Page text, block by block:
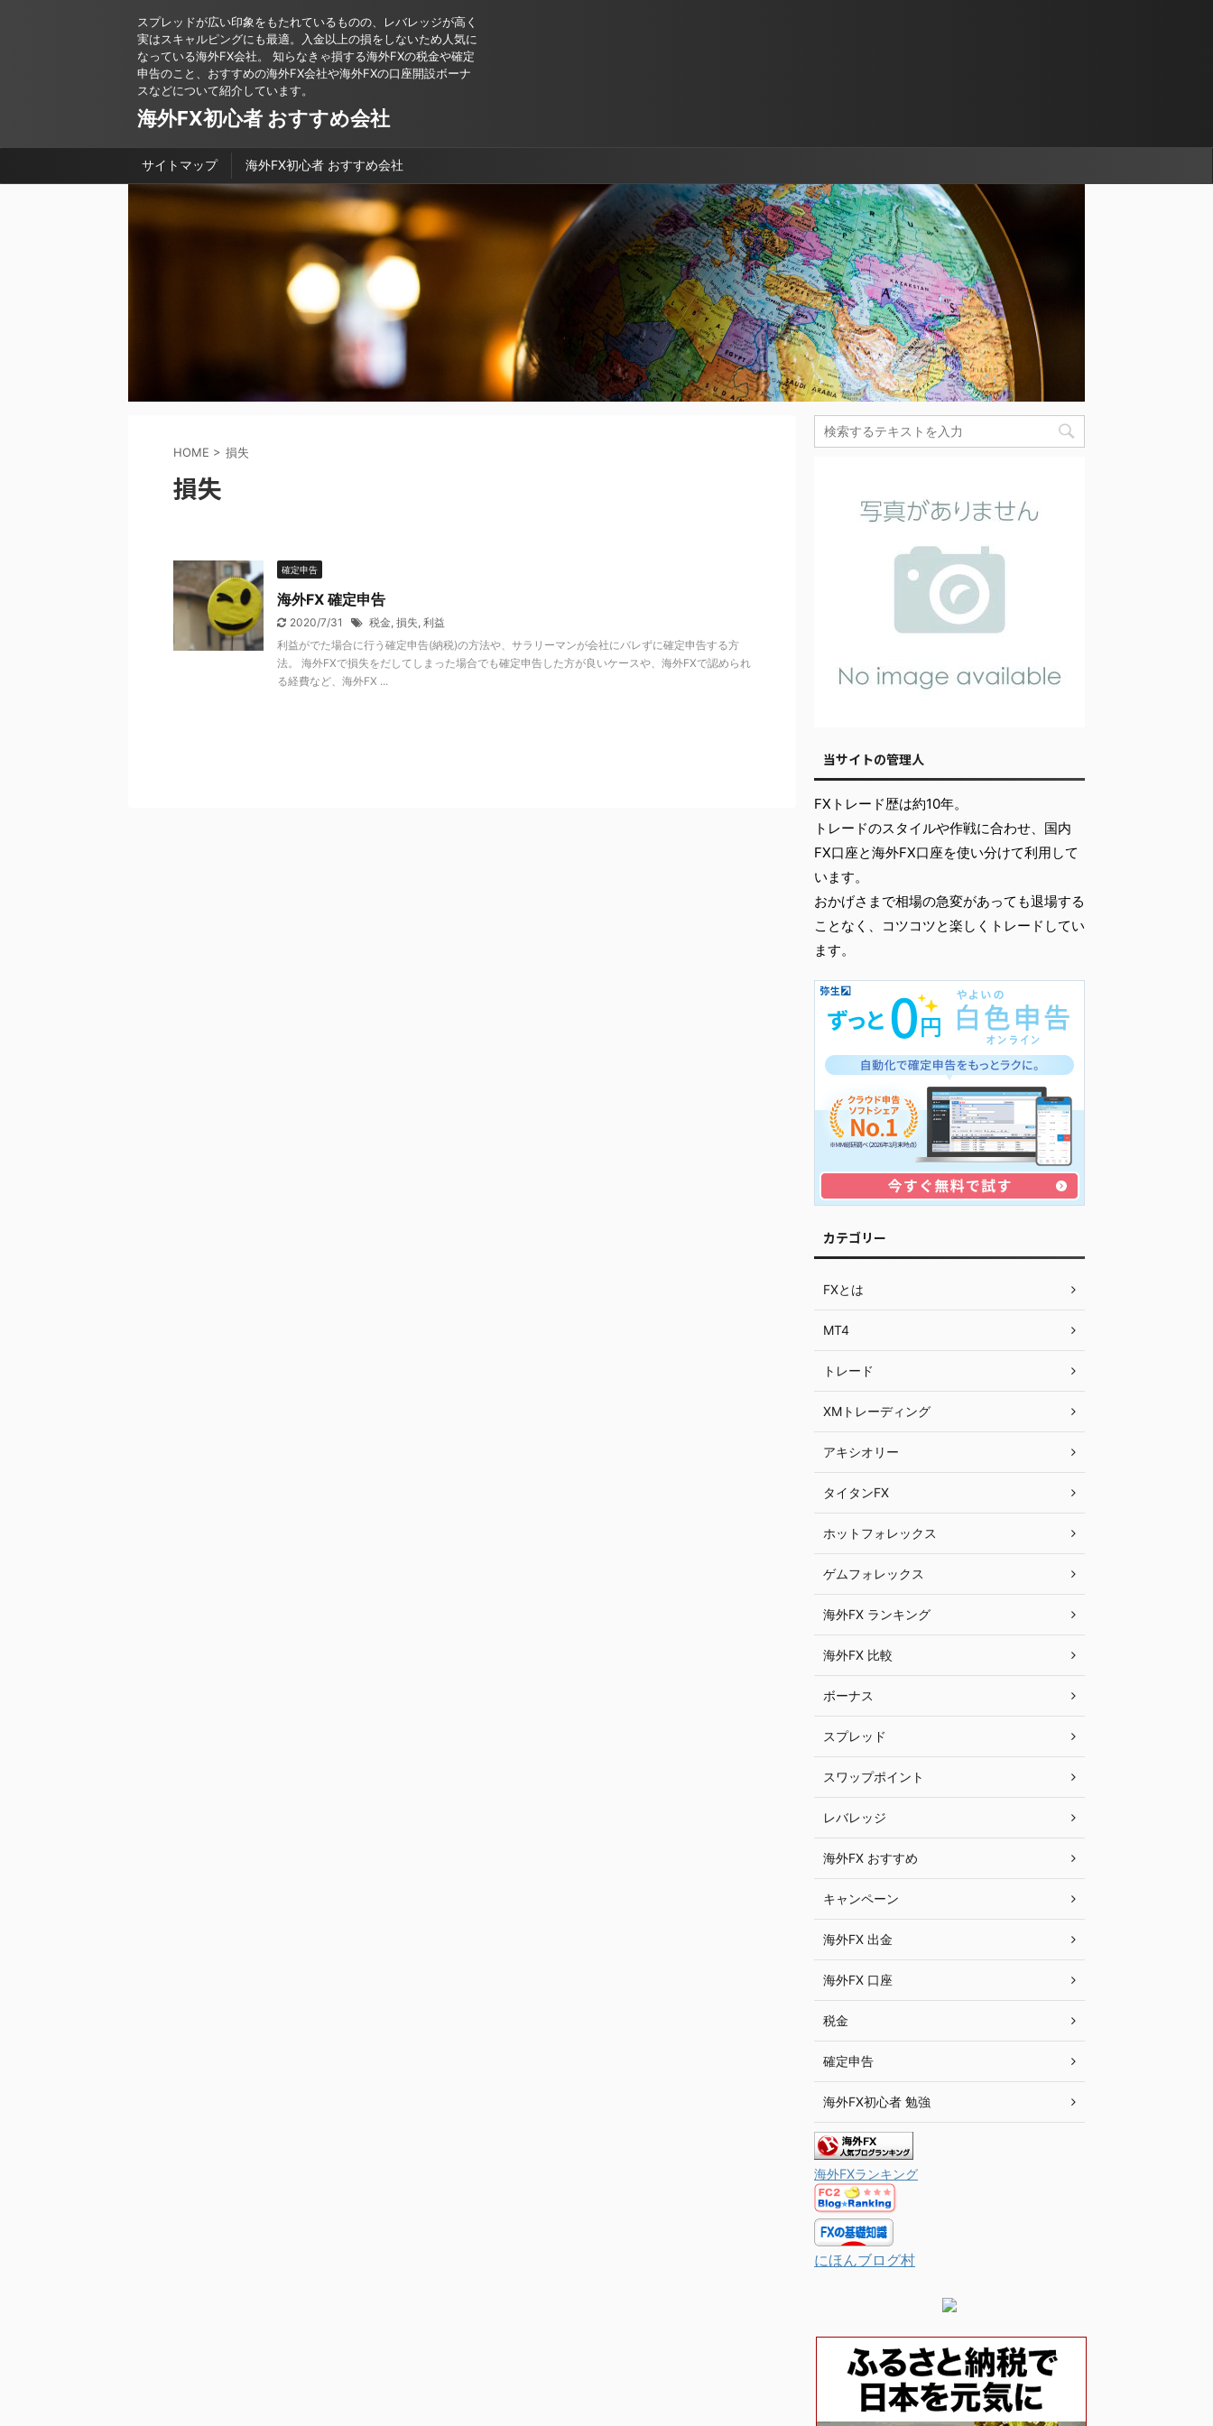
スプレッドが広い印象をもたれているものの、レバレッジが高く
実はスキャルピングにも最適。入金以上の損をしないため人気に
なっている海外FX会社。 知らなきゃ損する海外FXの税金や確定
申告のこと、おすすめの海外FX会社や海外FXの口座開設ボーナ
スなどについて紹介しています。
海外FX初心者 おすすめ会社
サイトマップ 海外FX初心者 おすすめ会社
HOME > 損失
損失
確定申告
海外FX 確定申告
2020/7/31 税金, 損失, 利益
利益がでた場合に行う確定申告(納税)の方法や、サラリーマンが会社にバレずに確定申告する方
法。 海外FXで損失をだしてしまった場合でも確定申告した方が良いケースや、海外FXで認められ
る経費など、海外FX ...
当サイトの管理人
FXトレード歴は約10年。
トレードのスタイルや作戦に合わせ、国内
FX口座と海外FX口座を使い分けて利用して
います。
おかげさまで相場の急変があっても退場する
ことなく、コツコツと楽しくトレードしてい
ます。
カテゴリー
FXとは
MT4
トレード
XMトレーディング
アキシオリー
タイタンFX
ホットフォレックス
ゲムフォレックス
海外FX ランキング
海外FX 比較
ボーナス
スプレッド
スワップポイント
レバレッジ
海外FX おすすめ
キャンペーン
海外FX 出金
海外FX 口座
税金
確定申告
海外FX初心者 勉強
海外FXランキング
にほんブログ村